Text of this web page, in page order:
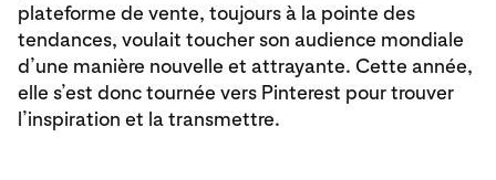
plateforme de vente, toujours à la pointe des
tendances, voulait toucher son audience mondiale
d’une manière nouvelle et attrayante. Cette année,
elle s’est donc tournée vers Pinterest pour trouver
l’inspiration et la transmettre.